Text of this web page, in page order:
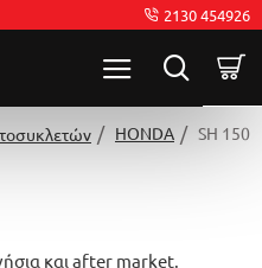
2130 454926
HONDA SH 150
και after market.